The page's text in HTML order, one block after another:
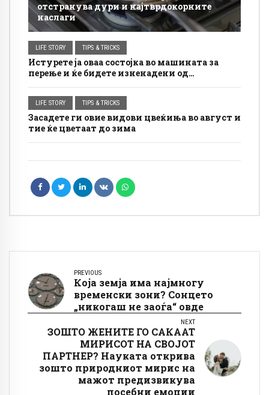
отстранува дури и најтврдокорните
наслаги
LIFE STORY TIPS & TRICKS
Истурете ја оваа состојка во машината за
перење и ќе бидете изненадени од
полесно, а облеката изгледа посвежа
LIFE STORY TIPS & TRICKS
Засадете ги овие видови цвеќиња во август и
тие ќе цветаат до зима
PREVIOUS
Која земја има најмногу
временски зони? Сонцето
„никогаш не заоѓа“ овде
NEXT
ЗОШТО ЖЕНИТЕ ГО САКААТ
МИРИСОТ НА СВОЈОТ
ПАРТНЕР? Науката открива
зошто природниот мирис на
мажот предизвикува
посебни емоции